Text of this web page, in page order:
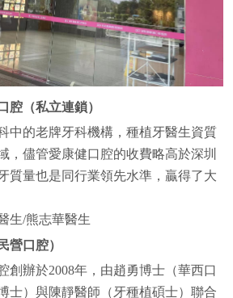
腔（私立連鎖）
中的老牌牙科機構，種植牙醫生資質
，儘管愛康健口腔的收費略高於深圳
質量也是同行業領先水準，贏得了大
生/熊志華醫生
營口腔）
創辦於2008年，由趙勇博士（華西口
士）與陳靜醫師（牙種植碩士）聯合